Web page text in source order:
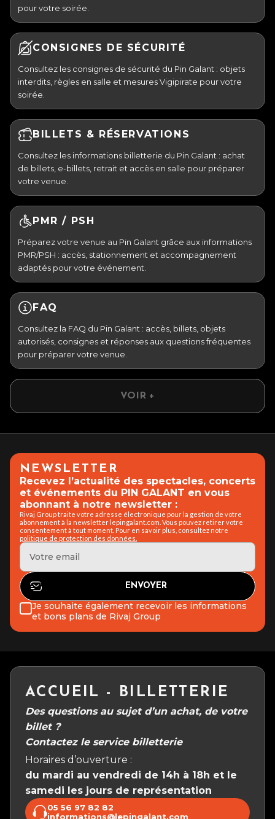
pour votre soirée.
CONSIGNES DE SÉCURITÉ
Consultez les consignes de sécurité du Pin Galant : objets
interdits, règles en salle et mesures Vigipirate pour votre
soirée.
BILLETS & RÉSERVATIONS
Consultez les informations billetterie du Pin Galant : achat
de billets, e-billets, retrait et accès en salle pour préparer
votre venue.
PMR / PSH
Préparez votre venue au Pin Galant grâce aux informations
PMR/PSH : accès, stationnement et accompagnement
adaptés pour votre événement.
FAQ
Consultez la FAQ du Pin Galant : accès, billets, objets
autorisés, consignes et réponses aux questions fréquentes
pour préparer votre venue.
VOIR +
NEWSLETTER
Recevez l’actualité des spectacles, concerts
et événements du PIN GALANT en vous
abonnant à notre newsletter :
Rivaj Group traite votre adresse électronique pour la gestion de votre
abonnement à la newsletter lepingalant.com. Vous pouvez retirer votre
consentement à tout moment. Pour en savoir plus, consultez notre
politique de protection des données.
Je souhaite également recevoir les informations
et bons plans de Rivaj Group
ACCUEIL - BILLETTERIE
Des questions au sujet d’un achat, de votre
billet ?
Contactez le service billetterie
Horaires d’ouverture :
du mardi au vendredi de 14h à 18h et le
samedi les jours de représentation
05 56 97 82 82
informations@lepingalant.com